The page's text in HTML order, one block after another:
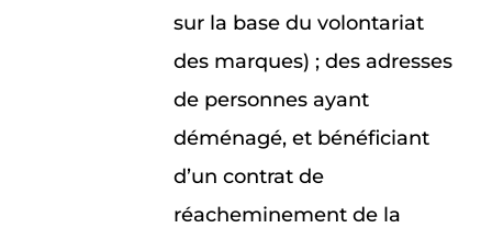
sur la base du volontariat
des marques) ; des adresses
de personnes ayant
déménagé, et bénéficiant
d’un contrat de
réacheminement de la